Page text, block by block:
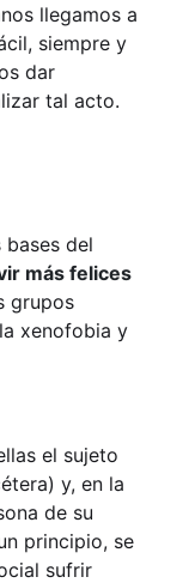
llegamos a
siempre y
dar
tal acto.
del
más felices
grupos
xenofobia y
el sujeto
y, en la
de su
principio, se
sufrir